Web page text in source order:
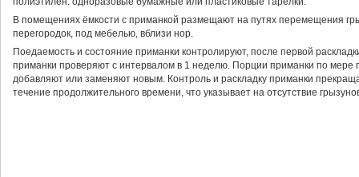
В помещениях ёмкости с приманкой размещают на путях перемещения
перегородок, под мебелью, вблизи нор.
Поедаемость и состояние приманки контролируют, после первой
приманки проверяют с интервалом в 1 неделю. Порции приманки по мере
добавляют или заменяют новым. Контроль и раскладку приманки
течение продолжительного времени, что указывает на отсутствие